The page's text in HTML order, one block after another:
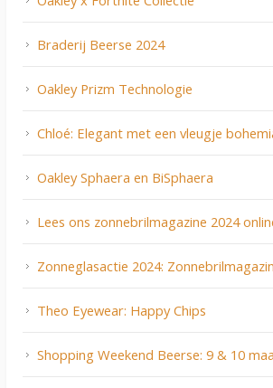
Braderij Beerse 2024
Oakley Prizm Technologie
Chloé: Elegant met een vleugje
Oakley Sphaera en BiSphaera
Lees ons zonnebrilmagazine 2024
Zonneglasactie 2024:
Theo Eyewear: Happy Chips
Shopping Weekend Beerse: 9 & 10